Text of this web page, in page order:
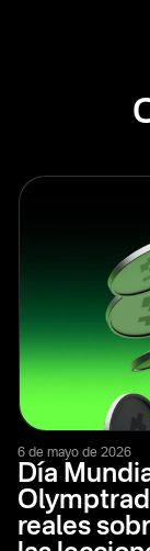
6 de mayo de 2026
Día
reales